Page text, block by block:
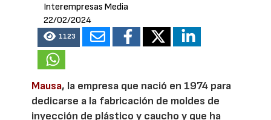
Interempresas Media
22/02/2024
1123
Mausa, la empresa que nació en 1974 para
dedicarse a la fabricación de moldes de
inyección de plástico y caucho y que ha